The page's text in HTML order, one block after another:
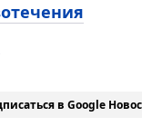
в Google